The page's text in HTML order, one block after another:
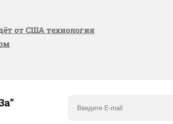
от США технология